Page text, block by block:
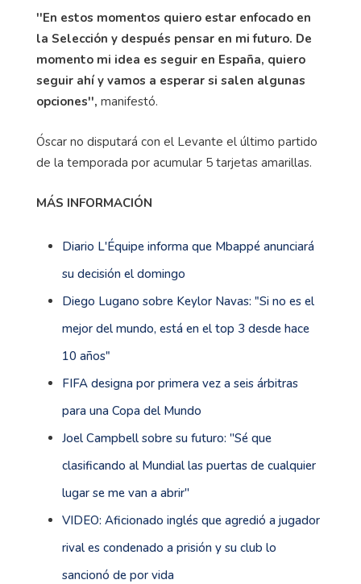
''En estos momentos quiero estar enfocado en
la Selección y después pensar en mi futuro. De
momento mi idea es seguir en España, quiero
seguir ahí y vamos a esperar si salen algunas
opciones'', manifestó.
Óscar no disputará con el Levante el último partido
de la temporada por acumular 5 tarjetas amarillas.
MÁS INFORMACIÓN
Diario L'Équipe informa que Mbappé anunciará
su decisión el domingo
Diego Lugano sobre Keylor Navas: "Si no es el
mejor del mundo, está en el top 3 desde hace
10 años"
FIFA designa por primera vez a seis árbitras
para una Copa del Mundo
Joel Campbell sobre su futuro: ''Sé que
clasificando al Mundial las puertas de cualquier
lugar se me van a abrir''
VIDEO: Aficionado inglés que agredió a jugador
rival es condenado a prisión y su club lo
sancionó de por vida